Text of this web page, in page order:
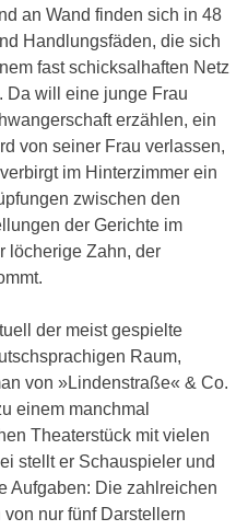
an Wand finden sich in 48
Handlungsfäden, die sich
fast schicksalhaften Netz
Da will eine junge Frau
erzählen, ein
von seiner Frau verlassen,
im Hinterzimmer ein
zwischen den
der Gerichte im
löcherige Zahn, der
der meist gespielte
Raum,
von »Lindenstraße« & Co.
einem manchmal
Theaterstück mit vielen
stellt er Schauspieler und
Aufgaben: Die zahlreichen
nur fünf Darstellern